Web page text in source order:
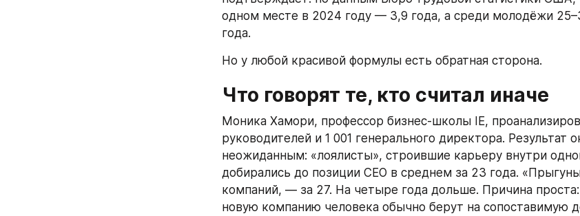
одном месте в 2024 году — 3,9 года, а среди молодёжи
года.
Но у любой красивой формулы есть обратная сторона.
Что говорят те, кто считал иначе
Моника Хамори, профессор бизнес-школы IE,
руководителей и 1 001 генерального директора. Результат
неожиданным: «лоялисты», строившие карьеру внутри
добирались до позиции CEO в среднем за 23 года.
компаний, — за 27. На четыре года дольше. Причина
новую компанию человека обычно берут на сопоставимую